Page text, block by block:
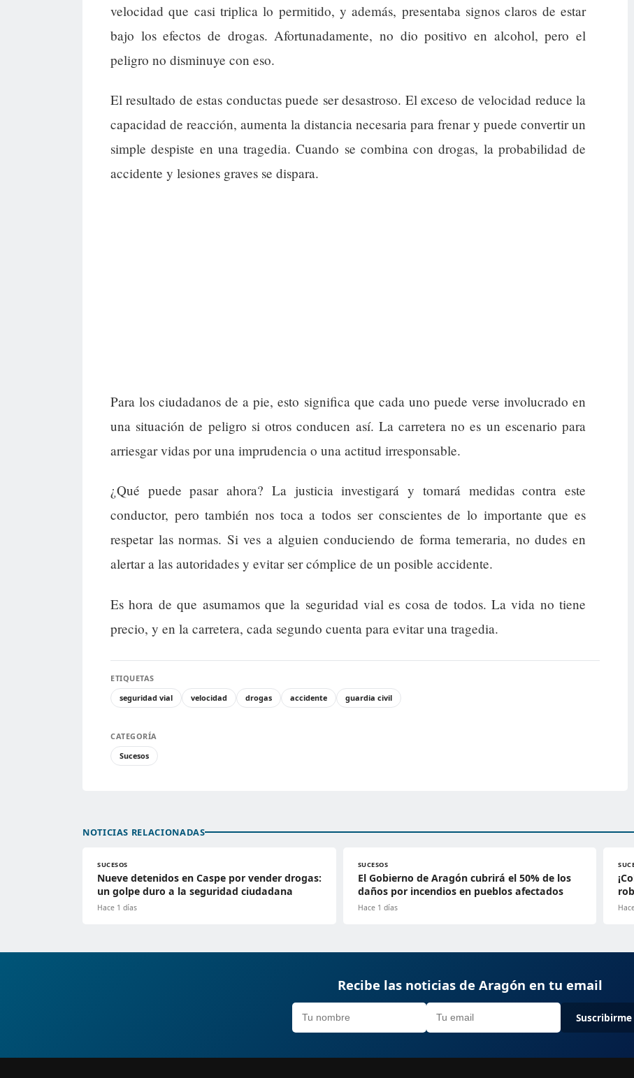
velocidad que casi triplica lo permitido, y además, presentaba signos claros de estar
bajo los efectos de drogas. Afortunadamente, no dio positivo en alcohol, pero el
peligro no disminuye con eso.
El resultado de estas conductas puede ser desastroso. El exceso de velocidad reduce la
capacidad de reacción, aumenta la distancia necesaria para frenar y puede convertir un
simple despiste en una tragedia. Cuando se combina con drogas, la probabilidad de
accidente y lesiones graves se dispara.
Para los ciudadanos de a pie, esto significa que cada uno puede verse involucrado en
una situación de peligro si otros conducen así. La carretera no es un escenario para
arriesgar vidas por una imprudencia o una actitud irresponsable.
¿Qué puede pasar ahora? La justicia investigará y tomará medidas contra este
conductor, pero también nos toca a todos ser conscientes de lo importante que es
respetar las normas. Si ves a alguien conduciendo de forma temeraria, no dudes en
alertar a las autoridades y evitar ser cómplice de un posible accidente.
Es hora de que asumamos que la seguridad vial es cosa de todos. La vida no tiene
precio, y en la carretera, cada segundo cuenta para evitar una tragedia.
ETIQUETAS
seguridad vial
velocidad drogas accidente guardia civil
CATEGORÍA
Sucesos
NOTICIAS RELACIONADAS
SUCESOS
Nueve detenidos en Caspe por vender drogas:
un golpe duro a la seguridad ciudadana
Hace 1 días
SUCESOS
El Gobierno de Aragón cubrirá el 50% de los
daños por incendios en pueblos afectados
Hace 1 días
Recibe las noticias de Aragón en tu email
Suscribirme